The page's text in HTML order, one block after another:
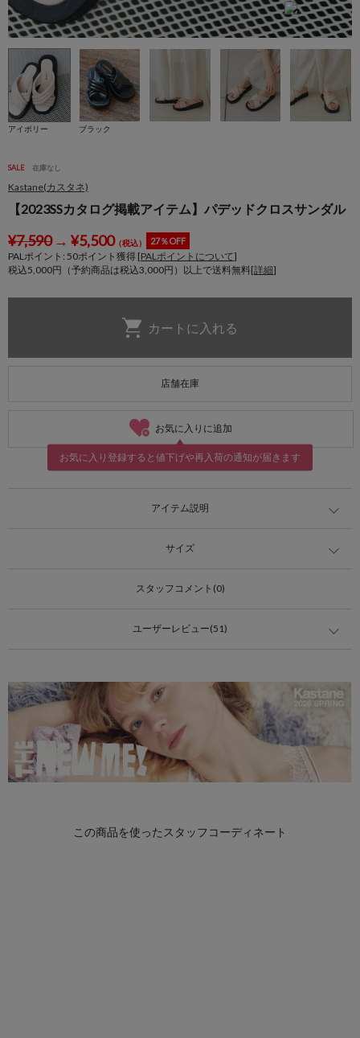
アイボリー ブラック
SALE 在庫なし
Kastane(カスタネ)
【2023SSカタログ掲載アイテム】パデッドクロスサンダル
¥7,590→ ¥5,500（税込） 27％OFF
PALポイント: 50ポイント獲得 [PALポイントについて]
税込5,000円（予約商品は税込3,000円）以上で送料無料[詳細]
店舗在庫
お気に入りに追加
お気に入り登録すると値下げや再入荷の通知が届きます
アイテム説明
サイズ
スタッフコメント(0)
ユーザーレビュー(51)